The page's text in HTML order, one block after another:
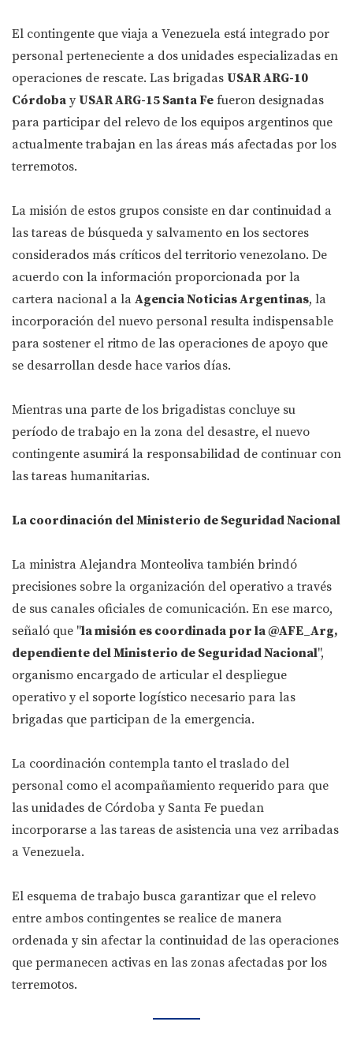
El contingente que viaja a Venezuela está integrado por
personal perteneciente a dos unidades especializadas en
operaciones de rescate. Las brigadas USAR ARG-10
Córdoba yUSAR ARG-15 Santa Fe fueron designadas
para participar del relevo de los equipos argentinos que
actualmente trabajan en las áreas más afectadas por los
terremotos.
La misión de estos grupos consiste en dar continuidad a
las tareas de búsqueda y salvamento en los sectores
considerados más críticos del territorio venezolano. De
acuerdo con la información proporcionada por la
cartera nacional a la Agencia Noticias Argentinas, la
incorporación del nuevo personal resulta indispensable
para sostener el ritmo de las operaciones de apoyo que
se desarrollan desde hace varios días.
Mientras una parte de los brigadistas concluye su
período de trabajo en la zona del desastre, el nuevo
contingente asumirá la responsabilidad de continuar con
las tareas humanitarias.
La coordinación del Ministerio de Seguridad Nacional
La ministra Alejandra Monteoliva también brindó
precisiones sobre la organización del operativo a través
de sus canales oficiales de comunicación. En ese marco,
señaló que "la misión es coordinada por la @AFE_Arg,
dependiente del Ministerio de Seguridad Nacional",
organismo encargado de articular el despliegue
operativo y el soporte logístico necesario para las
brigadas que participan de la emergencia.
La coordinación contempla tanto el traslado del
personal como el acompañamiento requerido para que
las unidades de Córdoba y Santa Fe puedan
incorporarse a las tareas de asistencia una vez arribadas
a Venezuela.
El esquema de trabajo busca garantizar que el relevo
entre ambos contingentes se realice de manera
ordenada y sin afectar la continuidad de las operaciones
que permanecen activas en las zonas afectadas por los
terremotos.